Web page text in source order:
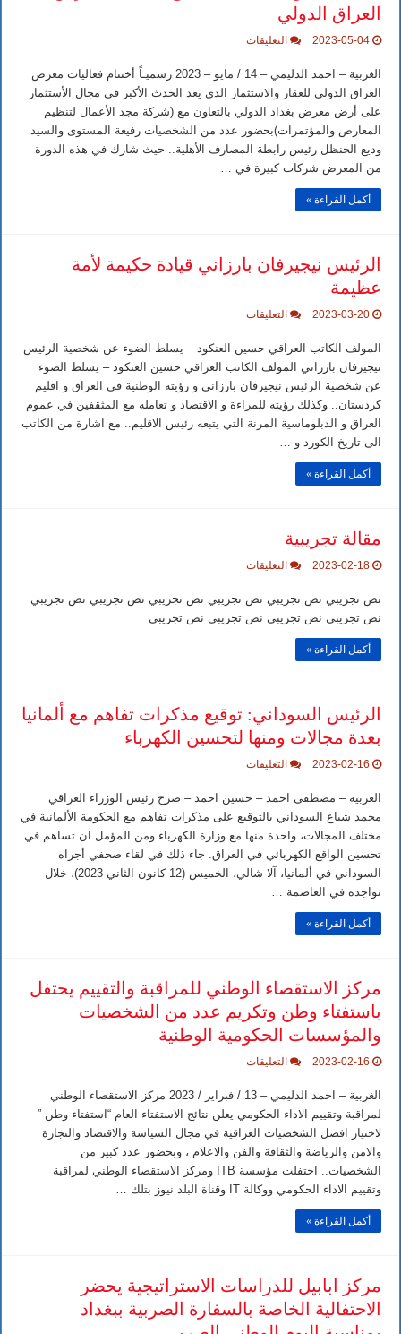
العراق الدولي
2023-05-04 التعليقات
الأعمال
لتنظيم
المعارض
والمؤتمرات
تتخطى
حدود
الخيال
نجاح
الغربية – احمد الدليمي – 14 / مايو – 2023 رسميـاً أختتام فعاليات معرض
العراق الدولي للعقار والاستثمار الذي يعد الحدث الأكبر في مجال الأستثمار
على أرض معرض بغداد الدولي بالتعاون مع (شركة مجد الأعمال لتنظيم
المعارض والمؤتمرات)بحضور عدد من الشخصيات رفيعة المستوى والسيد
وديع الحنظل رئيس رابطة المصارف الأهلية.. حيث شارك في هذه الدورة
من المعرض شركات كبيرة في …
أكمل القراءة »
الرئيس نيجيرفان بارزاني قيادة حكيمة لأمة
عظيمة
2023-03-20 التعليقات
بارزاني
قيادة
حكيمة
لأمة
عظيمة
مغلقة
المولف الكاتب العراقي حسين العنكود – يسلط الضوء عن شخصية الرئيس
نيجيرفان بارزاني المولف الكاتب العراقي حسين العنكود – يسلط الضوء
عن شخصية الرئيس نيجيرفان بارزاني و رؤيته الوطنية في العراق و اقليم
كردستان.. وكذلك رؤيته للمراءة و الاقتصاد و تعامله مع المثقفين في عموم
العراق و الدبلوماسية المرنة التي يتبعه رئيس الاقليم.. مع اشارة من الكاتب
الی تاريخ الكورد و …
أكمل القراءة »
مقالة تجريبية
2023-02-18 التعليقات
مغلقة
نص تجريبي نص تجريبي نص تجريبي نص تجريبي نص تجريبي نص تجريبي
نص تجريبي نص تجريبي نص تجريبي نص تجريبي
أكمل القراءة »
الرئيس السوداني: توقيع مذكرات تفاهم مع ألمانيا
بعدة مجالات ومنها لتحسين الكهرباء
2023-02-16 التعليقات
توقيع
مذكرات
تفاهم
مع
ألمانيا
بعدة
مجالات
الغربية – مصطفى احمد – حسين احمد – صرح رئيس الوزراء العراقي
محمد شياع السوداني بالتوقيع على مذكرات تفاهم مع الحكومة الألمانية في
مختلف المجالات، واحدة منها مع وزارة الكهرباء ومن المؤمل ان تساهم في
تحسين الواقع الكهربائي في العراق. جاء ذلك في لقاء صحفي أجراه
السوداني في ألمانيا، آلا شالي، الخميس (12 كانون الثاني 2023)، خلال
تواجده في العاصمة …
أكمل القراءة »
مركز الاستقصاء الوطني للمراقبة والتقييم يحتفل
باستفتاء وطن وتكريم عدد من الشخصيات
والمؤسسات الحكومية الوطنية
2023-02-16 التعليقات
الوطني
للمراقبة
والتقييم
يحتفل
باستفتاء
وطن
وتكريم
عدد
الغربية – احمد الدليمي – 13 / فبراير / 2023 مركز الاستقصاء الوطني
لمراقبة وتقييم الاداء الحكومي يعلن نتائج الاستفتاء العام “استفتاء وطن ”
لاختيار افضل الشخصيات العراقية في مجال السياسة والاقتصاد والتجارة
والامن والرياضة والثقافة والفن والاعلام ، وبحضور عدد كبير من
الشخصيات.. احتفلت مؤسسة ITB ومركز الاستقصاء الوطني لمراقبة
وتقييم الاداء الحكومي ووكالة IT وقناة البلد نيوز بتلك …
أكمل القراءة »
مركز ابابيل للدراسات الاستراتيجية يحضر
الاحتفالية الخاصة بالسفارة الصربية ببغداد